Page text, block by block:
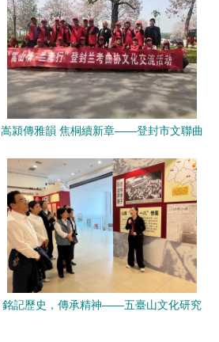
嵩潁傳雅韻 焦桐續新章——登封市文聯曲
銘記歷史，傳承精神——五臺山文化研究